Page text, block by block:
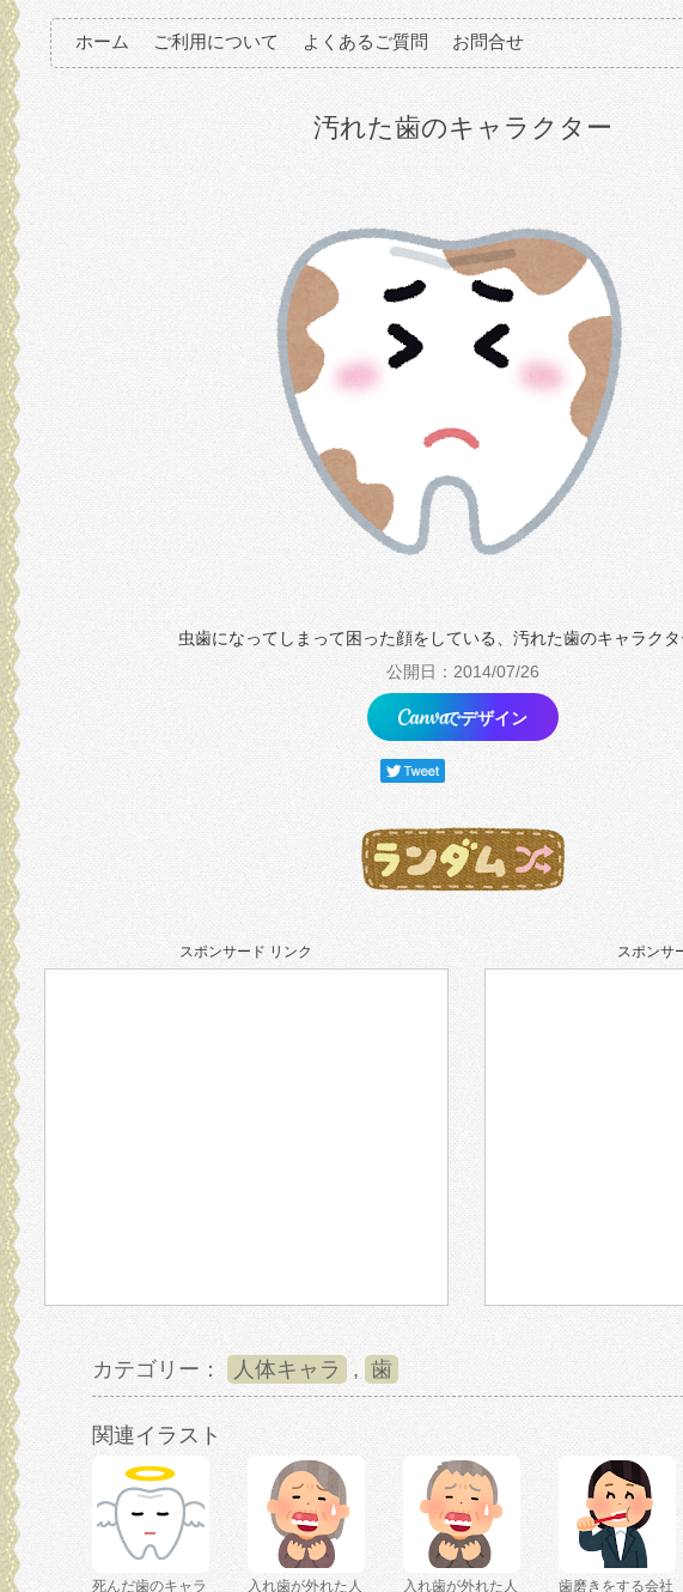
ホーム ご利用について よくあるご質問 お問合せ
汚れた歯のキャラクター
虫歯になってしまって困った顔をしている、汚れた歯のキャラク
公開日：2014/07/26
でデザイン
スポンサード リンク スポンサ
カテゴリー： 人体キャラ , 歯
関連イラスト
死んだ歯のキャラ
入れ歯が外れた人
入れ歯が外れた人
歯磨きをする会社